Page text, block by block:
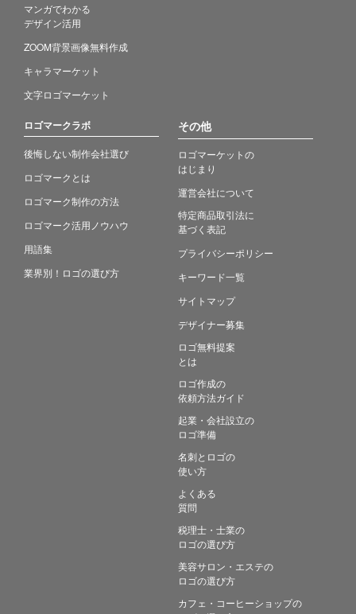
マンガでわかる
デザイン活用
ZOOM背景画像無料作成
キャラマーケット
文字ロゴマーケット
ロゴマークラボ
後悔しない制作会社選び
ロゴマークとは
ロゴマーク制作の方法
ロゴマーク活用ノウハウ
用語集
業界別！ロゴの選び方
その他
ロゴマーケットの
はじまり
運営会社について
特定商品取引法に
基づく表記
プライバシーポリシー
キーワード一覧
サイトマップ
デザイナー募集
ロゴ無料提案
とは
ロゴ作成の
依頼方法ガイド
起業・会社設立の
ロゴ準備
名刺とロゴの
使い方
よくある
質問
税理士・士業の
ロゴの選び方
美容サロン・エステの
ロゴの選び方
カフェ・コーヒーショップの